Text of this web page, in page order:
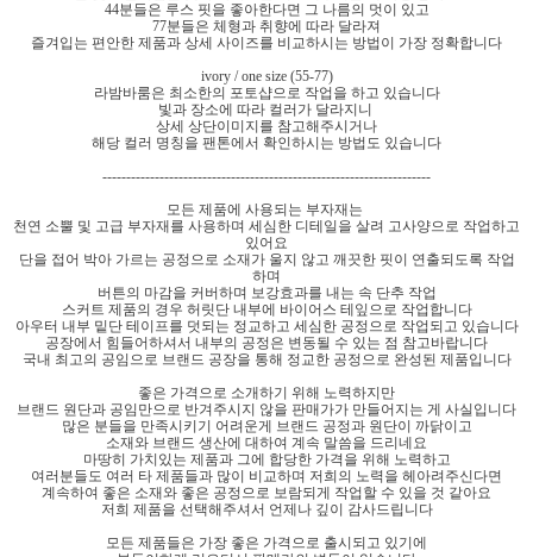
44분들은 루스 핏을 좋아한다면 그 나름의 멋이 있고
77분들은 체형과 취향에 따라 달라져
즐겨입는 편안한 제품과 상세 사이즈를 비교하시는 방법이 가장 정확합니다
ivory / one size (55-77)
라밤바룸은 최소한의 포토샵으로 작업을 하고 있습니다
빛과 장소에 따라 컬러가 달라지니
상세 상단이미지를 참고해주시거나
해당 컬러 명칭을 팬톤에서 확인하시는 방법도 있습니다
---------------------------------------------------------------------
모든 제품에 사용되는 부자재는
천연 소뿔 및 고급 부자재를 사용하며 세심한 디테일을 살려 고사양으로 작업하고
있어요
단을 접어 박아 가르는 공정으로 소재가 울지 않고 깨끗한 핏이 연출되도록 작업
하며
버튼의 마감을 커버하며 보강효과를 내는 속 단추 작업
스커트 제품의 경우 허릿단 내부에 바이어스 테잎으로 작업합니다
아우터 내부 밑단 테이프를 덧되는 정교하고 세심한 공정으로 작업되고 있습니다
공장에서 힘들어하셔서 내부의 공정은 변동될 수 있는 점 참고바랍니다
국내 최고의 공임으로 브랜드 공장을 통해 정교한 공정으로 완성된 제품입니다
좋은 가격으로 소개하기 위해 노력하지만
브랜드 원단과 공임만으로 반겨주시지 않을 판매가가 만들어지는 게 사실입니다
많은 분들을 만족시키기 어려운게 브랜드 공정과 원단이 까닭이고
소재와 브랜드 생산에 대하여 계속 말씀을 드리네요
마땅히 가치있는 제품과 그에 합당한 가격을 위해 노력하고
여러분들도 여러 타 제품들과 많이 비교하며 저희의 노력을 헤아려주신다면
계속하여 좋은 소재와 좋은 공정으로 보람되게 작업할 수 있을 것 같아요
저희 제품을 선택해주셔서 언제나 깊이 감사드립니다
모든 제품들은 가장 좋은 가격으로 출시되고 있기에